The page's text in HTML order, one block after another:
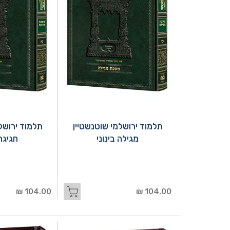
תלמוד ירושלמי שוטנשטיין
מגילה בינוני
104.00 ₪
תלמוד
104.00 ₪